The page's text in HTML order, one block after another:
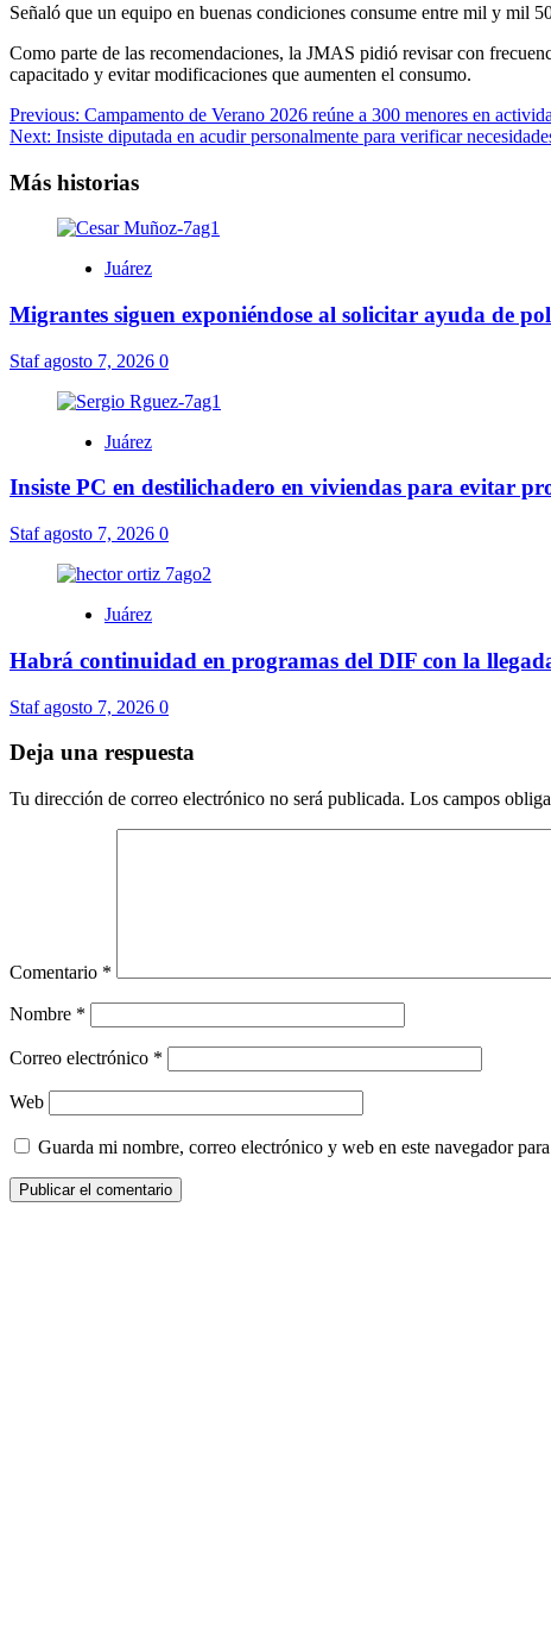
Señaló que un equipo en buenas condiciones consume entre mil y mil
Como parte de las recomendaciones, la JMAS pidió revisar con
capacitado y evitar modificaciones que aumenten el consumo.
Navegación
de
entradas
Previous: Campamento de Verano 2026 reúne a 300 menores en
Next: Insiste diputada en acudir personalmente para verificar
Más historias
Juárez
Migrantes siguen exponiéndose al solicitar ayuda de
Stafagosto 7, 2026 0
Juárez
Insiste PC en destilichadero en viviendas para evitar
Stafagosto 7, 2026 0
Juárez
Habrá continuidad en programas del DIF con la
Stafagosto 7, 2026 0
Deja una respuesta
Tu dirección de correo electrónico no será publicada. Los campos
Comentario *
Nombre *
Correo electrónico *
Web
Guarda mi nombre, correo electrónico y web en este navegador